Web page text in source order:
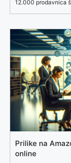
12.000 prodavnica
Prilike na
online